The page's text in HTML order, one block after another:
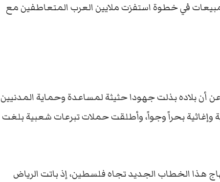
في خطوة استفزت ملايين العرب المتعاطفين مع
بلاده بذلت جهودا حثيثة لمساعدة وحماية المدنيين
بحراً وجواً، وأطلقت حملات تبرعات شعبية بلغت
هذا الخطاب الجديد تجاه فلسطين، إذ باتت الرياض